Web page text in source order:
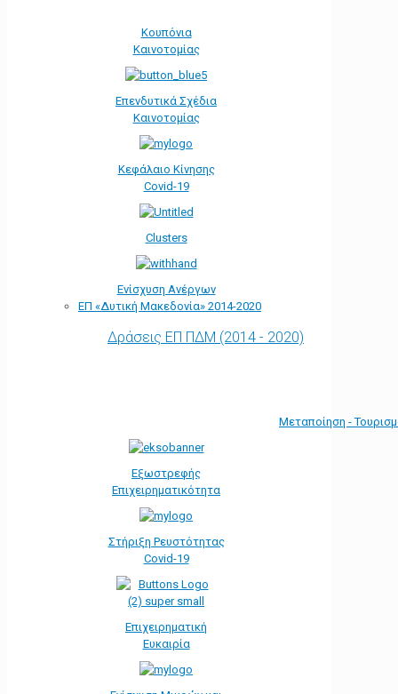
Κουπόνια
Καινοτομίας
Επενδυτικά Σχέδια
Καινοτομίας
Κεφάλαιο Κίνησης
Covid-19
Clusters
Ενίσχυση Ανέργων
ΕΠ «Δυτική Μακεδονία» 2014-2020
Δράσεις ΕΠ ΠΔΜ (2014 - 2020)
Μεταποίηση -
Εξωστρεφής
Επιχειρηματικότητα
Στήριξη Ρευστότητας
Covid-19
Επιχειρηματική
Ευκαιρία